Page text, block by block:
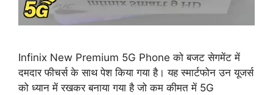
Infinix New Premium 5G Phone को बजट सेगमेंट में
दमदार फीचर्स के साथ पेश किया गया है। यह स्मार्टफोन उन यूजर्स
को ध्यान में रखकर बनाया गया है जो कम कीमत में 5G